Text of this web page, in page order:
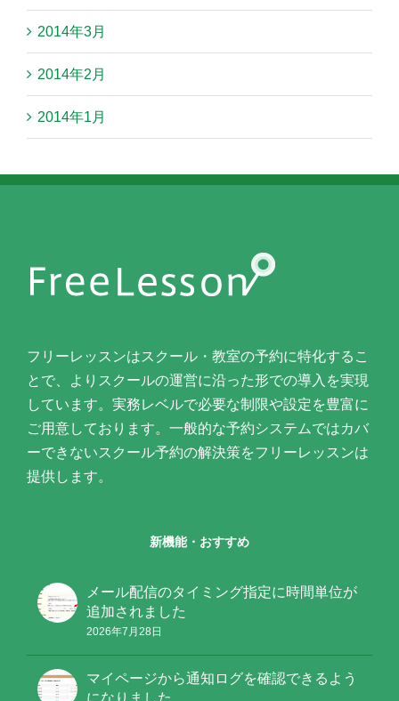
2014年3月
2014年2月
2014年1月
フリーレッスンはスクール・教室の予約に特化するこ
とで、よりスクールの運営に沿った形での導入を実現
しています。実務レベルで必要な制限や設定を豊富に
ご用意しております。一般的な予約システムではカバ
ーできないスクール予約の解決策をフリーレッスンは
提供します。
新機能・おすすめ
メール配信のタイミング指定に時間単位が
追加されました
2026年7月28日
マイページから通知ログを確認できるよう
になりました